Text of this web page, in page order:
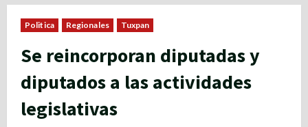
Politica Regionales Tuxpan
Se reincorporan diputadas y
diputados a las actividades
legislativas